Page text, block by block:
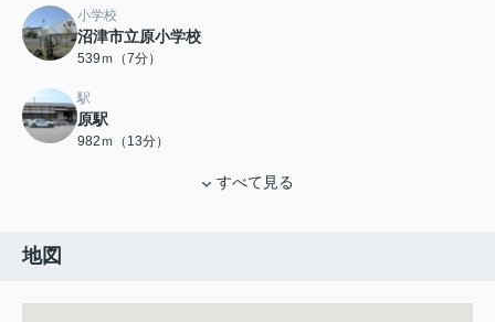
小学校
沼津市立原小学校
539ｍ（7分）
駅
原駅
982ｍ（13分）
すべて見る
地図